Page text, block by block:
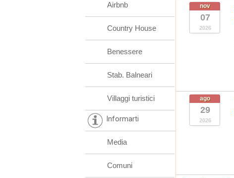
nov
07
2026
ago
29
2026
Airbnb
Country House
Benessere
Stab. Balneari
Villaggi turistici
Informarti
Media
Comuni